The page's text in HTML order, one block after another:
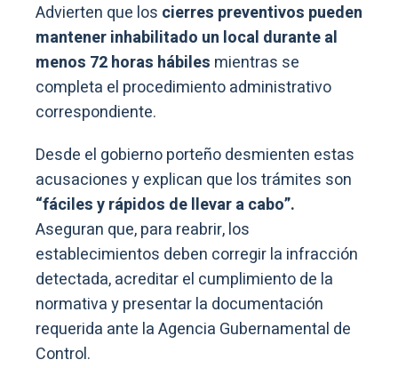
Advierten que los cierres preventivos pueden
mantener inhabilitado un local durante al
menos 72 horas hábiles mientras se
completa el procedimiento administrativo
correspondiente.
Desde el gobierno porteño desmienten estas
acusaciones y explican que los trámites son
“fáciles y rápidos de llevar a cabo”.
Aseguran que, para reabrir, los
establecimientos deben corregir la infracción
detectada, acreditar el cumplimiento de la
normativa y presentar la documentación
requerida ante la Agencia Gubernamental de
Control.